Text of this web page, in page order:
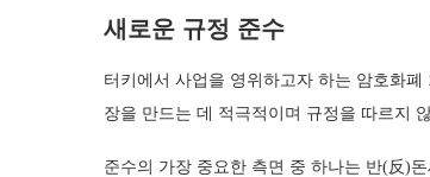
새로운 규정 준수
터키에서 사업을 영위하고자 하는 암호화
장을 만드는 데 적극적이며 규정을 따르지
준수의 가장 중요한 측면 중 하나는 반(反)